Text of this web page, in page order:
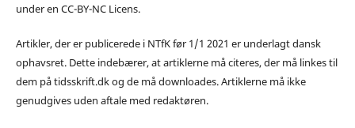
under en CC-BY-NC Licens.
Artikler, der er publicerede i NTfK før 1/1 2021 er underlagt dansk
ophavsret. Dette indebærer, at artiklerne må citeres, der må linkes til
dem på tidsskrift.dk og de må downloades. Artiklerne må ikke
genudgives uden aftale med redaktøren.